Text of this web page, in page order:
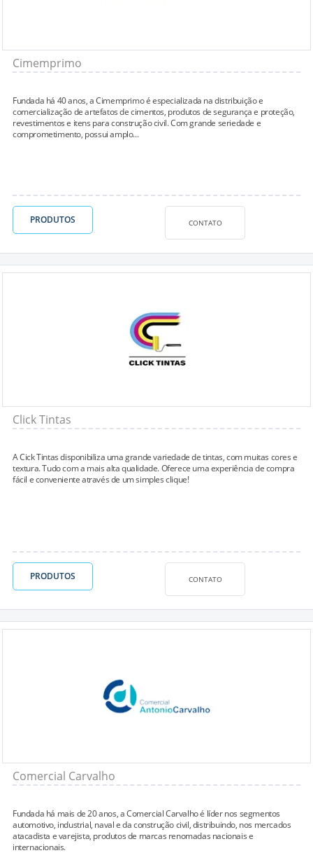
Cimemprimo
Fundada há 40 anos, a Cimemprimo é especializada na distribuição e
comercialização de artefatos de cimentos, produtos de segurança e proteção,
revestimentos e itens para construção civil. Com grande seriedade e
comprometimento, possui amplo...
PRODUTOS CONTATO
Click Tintas
A Cick Tintas disponibiliza uma grande variedade de tintas, com muitas cores e
textura. Tudo com a mais alta qualidade. Oferece uma experiência de compra
fácil e conveniente através de um simples clique!
PRODUTOS CONTATO
Comercial Carvalho
Fundada há mais de 20 anos, a Comercial Carvalho é líder nos segmentos
automotivo, industrial, naval e da construção civil, distribuindo, nos mercados
atacadista e varejista, produtos de marcas renomadas nacionais e
internacionais.